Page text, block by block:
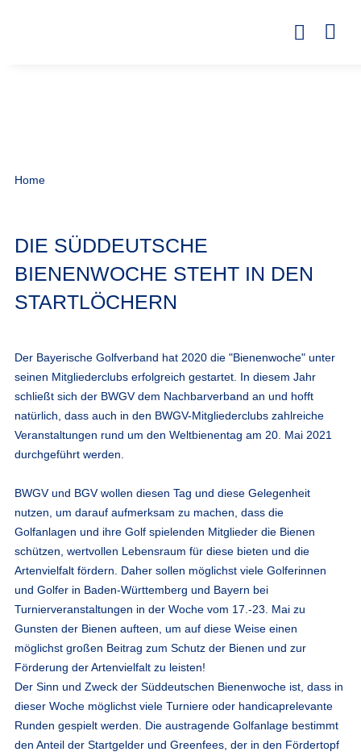
Home
DIE SÜDDEUTSCHE
BIENENWOCHE STEHT IN DEN
STARTLÖCHERN
Der Bayerische Golfverband hat 2020 die "Bienenwoche" unter
seinen Mitgliederclubs erfolgreich gestartet. In diesem Jahr
schließt sich der BWGV dem Nachbarverband an und hofft
natürlich, dass auch in den BWGV-Mitgliederclubs zahlreiche
Veranstaltungen rund um den Weltbienentag am 20. Mai 2021
durchgeführt werden.
BWGV und BGV wollen diesen Tag und diese Gelegenheit
nutzen, um darauf aufmerksam zu machen, dass die
Golfanlagen und ihre Golf spielenden Mitglieder die Bienen
schützen, wertvollen Lebensraum für diese bieten und die
Artenvielfalt fördern. Daher sollen möglichst viele Golferinnen
und Golfer in Baden-Württemberg und Bayern bei
Turnierveranstaltungen in der Woche vom 17.-23. Mai zu
Gunsten der Bienen aufteen, um auf diese Weise einen
möglichst großen Beitrag zum Schutz der Bienen und zur
Förderung der Artenvielfalt zu leisten!
Der Sinn und Zweck der Süddeutschen Bienenwoche ist, dass in
dieser Woche möglichst viele Turniere oder handicaprelevante
Runden gespielt werden. Die austragende Golfanlage bestimmt
den Anteil der Startgelder und Greenfees, der in den Fördertopf